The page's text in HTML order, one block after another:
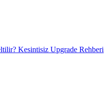
Kesintisiz Upgrade Rehberi